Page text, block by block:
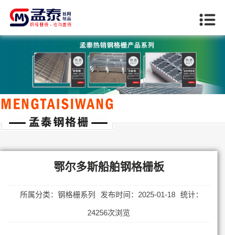
当前位置：首页>>鄂尔多斯钢格栅系列
鄂尔多斯船舶钢格栅板
所属分类：钢格栅系列 发布时间：2025-01-18 统计：
24256次浏览